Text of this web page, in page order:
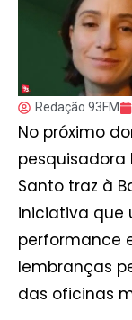
Redação 93FM
No próximo
pesquisadora
Santo traz à
iniciativa que
performance
lembranças
das oficinas